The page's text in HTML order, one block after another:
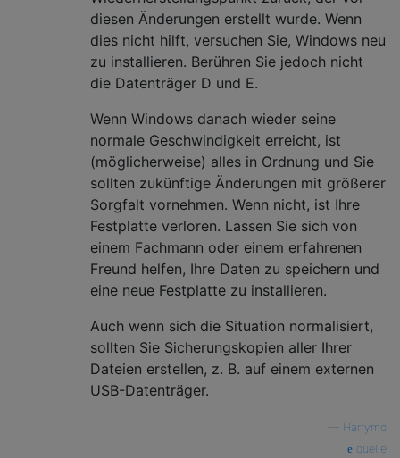
diesen Änderungen erstellt wurde. Wenn
dies nicht hilft, versuchen Sie, Windows neu
zu installieren. Berühren Sie jedoch nicht
die Datenträger D und E.
Wenn Windows danach wieder seine
normale Geschwindigkeit erreicht, ist
(möglicherweise) alles in Ordnung und Sie
sollten zukünftige Änderungen mit größerer
Sorgfalt vornehmen. Wenn nicht, ist Ihre
Festplatte verloren. Lassen Sie sich von
einem Fachmann oder einem erfahrenen
Freund helfen, Ihre Daten zu speichern und
eine neue Festplatte zu installieren.
Auch wenn sich die Situation normalisiert,
sollten Sie Sicherungskopien aller Ihrer
Dateien erstellen, z. B. auf einem externen
USB-Datenträger.
Harrymc
quelle